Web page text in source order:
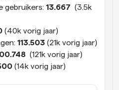
gebruikers: 13.667 (3.5k
(40k vorig jaar)
113.503 (21k vorig jaar)
  (121k vorig jaar)
(14k vorig jaar)